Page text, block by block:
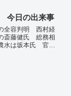
。独、コロナ拡大
、病床逼迫。来春
定率70％台を回
で採用数増え
士号 大阪市立大
今日の出来事
全容判明 西村経
斎藤健氏 総務相
水は坂本氏 官房